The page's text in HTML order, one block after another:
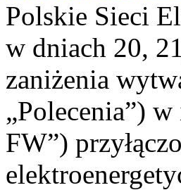
Polskie Sieci
w dniach 20,
zaniżenia
„Polecenia”)
FW”)